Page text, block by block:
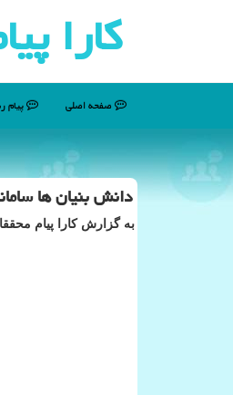
كارا
صفحه اصلی پیام
دانش بنیان ها
به گزارش کارا پیام